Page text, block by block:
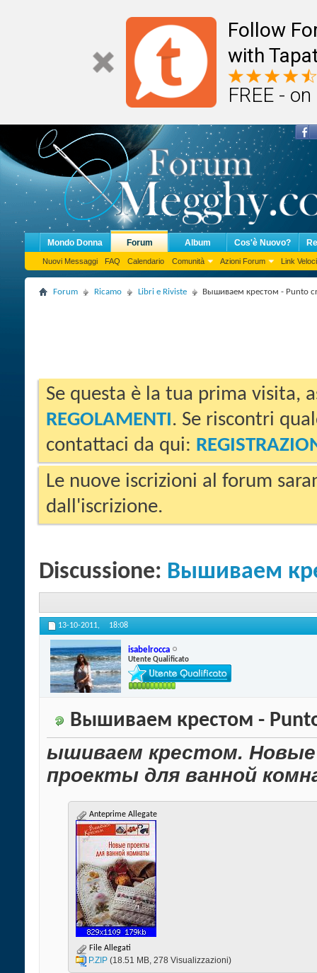
Follow
with
FREE -
Mondo Donna Forum
Nuovi Messaggi FAQ Calendario Comunità Azioni Forum Link Veloci
Album Cos'è Nuovo?
Forum Ricamo Libri e Riviste Вышиваем крестом - Punto
Se questa è la tua prima visita,
REGOLAMENTI. Se riscontri
contattaci da qui:
Le nuove iscrizioni al forum
dall'iscrizione.
Discussione: Вышиваем
13-10-2011, 18:08
isabelrocca
Utente Qualificato
Вышиваем крестом -
ышиваем крестом. Новые
проекты для ванной
Anteprime Allegate
File Allegati
P.ZIP‎ (18.51 MB, 278 Visualizzazioni)